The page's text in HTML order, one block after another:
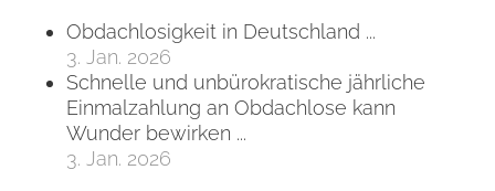
Obdachlosigkeit in Deutschland ...
3. Jan. 2026
Schnelle und unbürokratische jährliche
Einmalzahlung an Obdachlose kann
Wunder bewirken ...
3. Jan. 2026